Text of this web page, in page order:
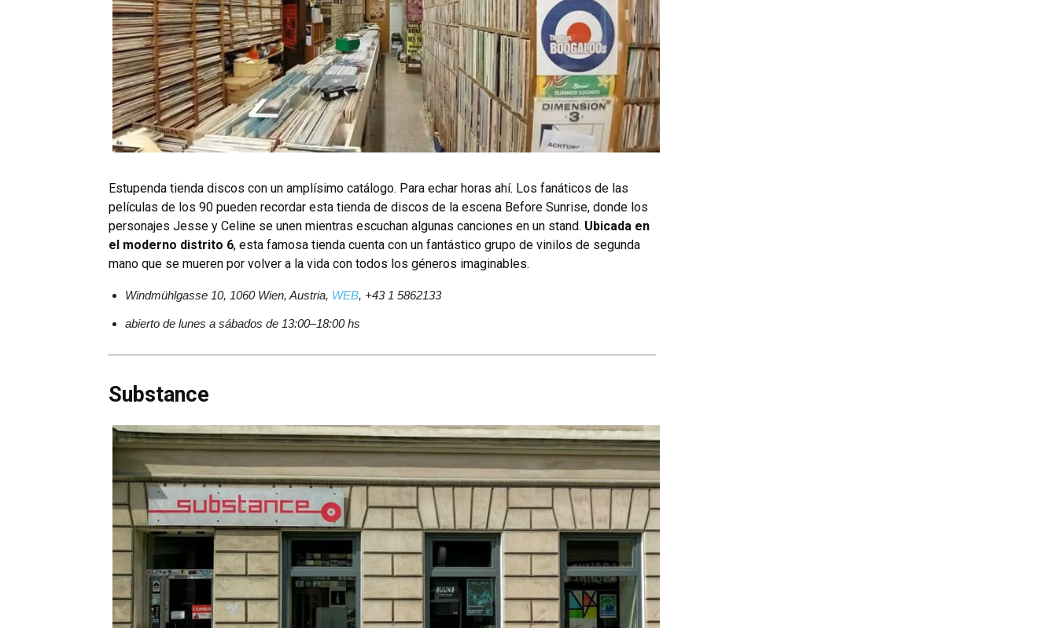
Estupenda tienda discos con un amplísimo catálogo. Para echar horas ahí. Los fanáticos de las
películas de los 90 pueden recordar esta tienda de discos de la escena Before Sunrise, donde los
personajes Jesse y Celine se unen mientras escuchan algunas canciones en un stand. Ubicada en
el moderno distrito 6, esta famosa tienda cuenta con un fantástico grupo de vinilos de segunda
mano que se mueren por volver a la vida con todos los géneros imaginables.
Windmühlgasse 10, 1060 Wien, Austria, WEB, +43 1 5862133
abierto de lunes a sábados de 13:00–18:00 hs
Substance